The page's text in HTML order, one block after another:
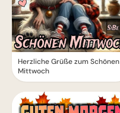
Herzliche Grüße zum Schönen
Mittwoch